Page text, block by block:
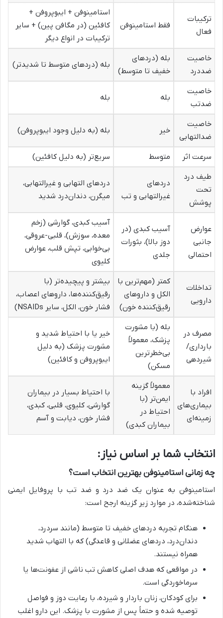
ترکیبات
فعال
فقط استامینوفن
استامینوفن + ایبوپروفن +
کافئین (در مگافن پین) + سایر
ترکیبات در انواع دیگر
خاصیت
ضددرد
بله (دردهای
خفیف تا متوسط)
بله (دردهای متوسط تا شدیدتر)
خاصیت
ضدتب
بله بله
خاصیت
ضدالتهابی
خیر بله (به دلیل وجود ایبوپروفن)
سرعت اثر متوسط
سریع‌تر (به دلیل کافئین)
طیف درد
تحت
پوشش
دردهای
غیرالتهابی و تب
دردهای التهابی و غیرالتهابی،
میگرن، دندان‌درد شدید
عوارض
جانبی
احتمالی
آسیب کبدی (در
دوز بالا)، بثورات
جلدی
آسیب کبدی، گوارشی (زخم
معده، سوزش)، قلبی-عروقی،
بی‌خوابی، تپش قلب، عوارض
کلیوی
تداخلات
دارویی
کمتر (مهم‌ترین با
الکل و داروهای
رقیق‌کننده خون)
بیشتر و پیچیده‌تر (با
رقیق‌کننده‌ها، داروهای اعصاب،
فشار خون، الکل، سایر NSAIDs)
مصرف در
بارداری/
شیردهی
بله (با مشورت
پزشک، معمولاً
بی‌خطرترین
مسکن)
خیر یا با احتیاط شدید و
مشورت پزشک (به دلیل
ایبوپروفن و کافئین)
افراد با
بیماری‌های
زمینه‌ای
معمولاً گزینه
ایمن‌تر (با
احتیاط در
بیماران کبدی)
با احتیاط بسیار در بیماران
گوارشی، کلیوی، قلبی، کبدی،
فشار خون، دیابت و آسم
انتخاب شما بر اساس نیاز:
چه زمانی استامینوفن بهترین انتخاب است؟
استامینوفن به عنوان یک ضد درد و ضد تب با پروفایل ایمنی
شناخته‌شده، در موارد زیر گزینه ارجح است:
هنگام تجربه دردهای خفیف تا متوسط (مانند سردرد،
دندان‌درد، دردهای عضلانی و قاعدگی) که با التهاب شدید
همراه نیستند.
در مواقعی که هدف اصلی کاهش تب ناشی از عفونت‌ها یا
سرماخوردگی است.
برای کودکان، زنان باردار و شیرده، با رعایت دوز و فواصل
توصیه شده و حتماً پس از مشورت با پزشک. این دارو اغلب